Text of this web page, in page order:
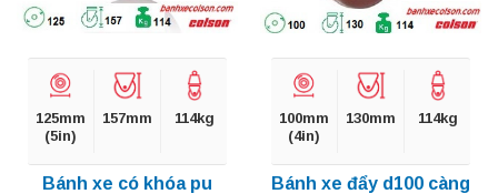
125mm
(5in)
157mm 114kg
Bánh xe có khóa pu
100mm
(4in)
130mm 114kg
Bánh xe đẩy d100 càng